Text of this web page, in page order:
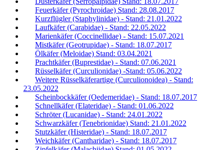
Feuerkäfer (Pyrochroidae) Stand: 28.08.2017
Kurzflügler (Staphylinidae) - Stand: 21.01.2022
Laufkäfer (Carabidae) - Stand: 22.05.2022
Marienkäfer (Coccinellidae) - Stand: 15.07.2021
Mistkäfer (Geotrupidae) - Stand: 18.07.2017
Ölkäfer (Meloidae) Stand: 03.04.2021
Prachtkäfer (Buprestidae) - Stand: 07.06.2021
Rüsselkäfer (Curculionidae) -Stand: 05.06.2022
Weitere Rüsselkäferartige (Curculionoidea) - Stand:
23.05.2022
Scheinbockkäfer (Oedemeridae) - Stand: 18.07.2017
Schnellkäfer (Elateridae) - Stand: 01.06.2022
Schröter (Lucanidae) - Stand: 24.01.2022
Schwarzkäfer (Tenebrionidae) Stand: 21.01.2022
Stutzkäfer (Histeridae) - Stand: 18.07.2017
Weichkäfer (Cantharidae) - Stand: 18.07.2017